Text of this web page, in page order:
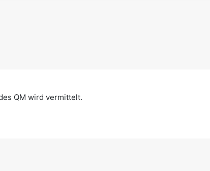
QM wird vermittelt.